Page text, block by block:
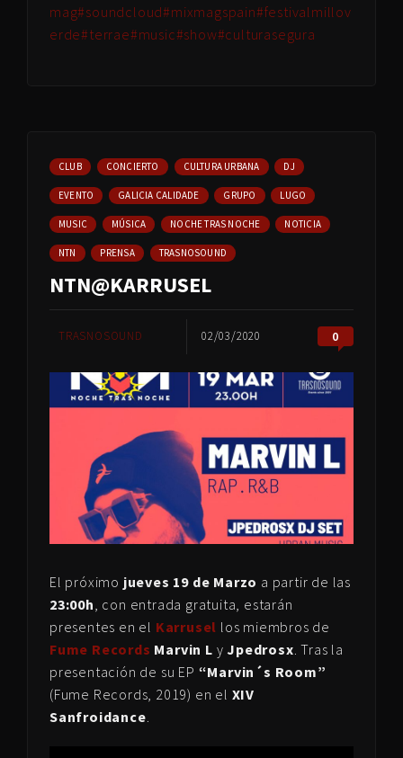
mag#soundcloud#mixmagspain#festivalmillov
erde#terrae#music#show#culturasegura
CLUB CONCIERTO CULTURA URBANA DJ
EVENTO GALICIA CALIDADE GRUPO LUGO
MUSIC MÚSICA NOCHE TRAS NOCHE NOTICIA
NTN PRENSA TRASNOSOUND
NTN@KARRUSEL
TRASNOSOUND 02/03/2020 0
El próximo jueves 19 de Marzo a partir de las
23:00h, con entrada gratuita, estarán
presentes en el Karrusel los miembros de
Fume Records Marvin L yJpedrosx. Tras la
presentación de su EP “Marvin´s Room”
(Fume Records, 2019) en el XIV
Sanfroidance.